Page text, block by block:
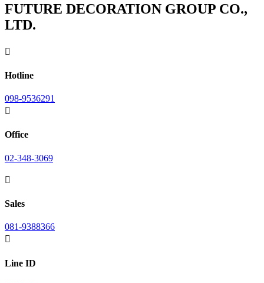
FUTURE DECORATION GROUP CO.,
LTD.

Hotline
098-9536291

Office
02-348-3069

Sales
081-9388366

Line ID